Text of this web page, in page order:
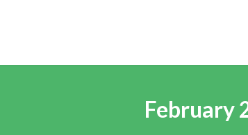
February